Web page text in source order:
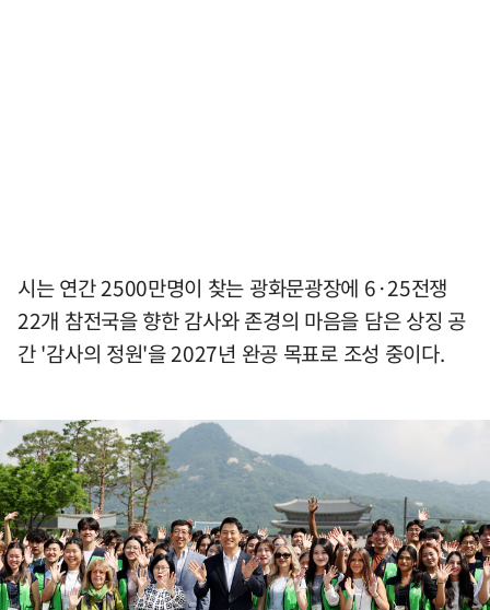
시는 연간 2500만명이 찾는 광화문광장에 6·25전쟁
22개 참전국을 향한 감사와 존경의 마음을 담은 상징 공
간 '감사의 정원'을 2027년 완공 목표로 조성 중이다.